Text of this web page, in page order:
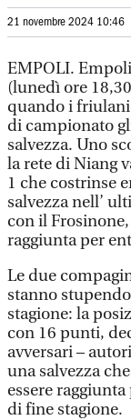
21 novembre 2024 10:46
EMPOLI.
(lunedì ore
quando i
di campionato
salvezza. Uno
la rete di Niang
1 che costrinse
salvezza nell’
con il
raggiunta per
Le due
stanno
stagione: la
con 16 punti,
avversari –
una salvezza
essere
di fine stagione.